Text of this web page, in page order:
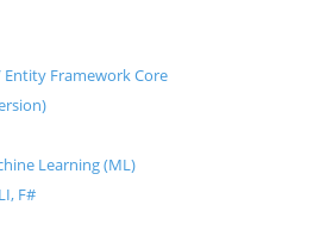
/ Entity Framework Core
Learning (ML)
F#